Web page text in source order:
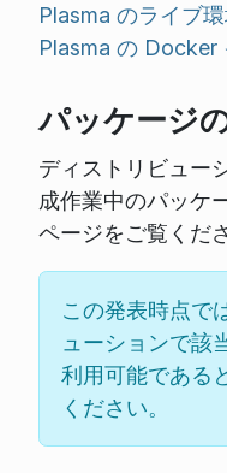
Plasma のライブ
Plasma の Docker
パッケージ
ディストリビュー
成作業中のパッケ
ページをご覧くだ
この発表時点で
ューションで該
利用可能である
ください。